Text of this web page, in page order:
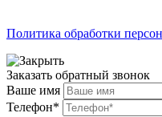
Политика обработки
Заказать обратный звонок
Ваше имя
Телефон*